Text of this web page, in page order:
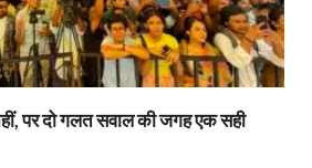
पर दो गलत सवाल की जगह एक सही